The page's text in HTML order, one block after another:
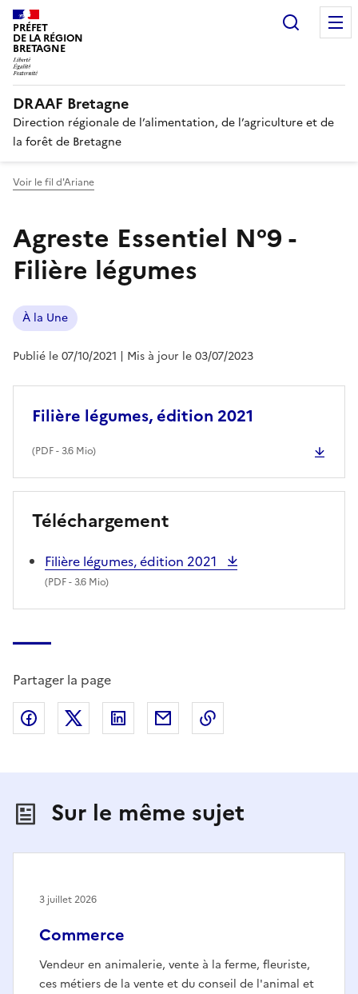
PRÉFET
DE LA RÉGION
BRETAGNE
DRAAF Bretagne
Direction régionale de l’alimentation, de l’agriculture et de
la forêt de Bretagne
Voir le fil d'Ariane
Agreste Essentiel N°9 -
Filière légumes
À la Une
Publié le 07/10/2021 | Mis à jour le 03/07/2023
Filière légumes, édition 2021
(PDF- 3.6 Mio)
Téléchargement
Filière légumes, édition 2021
(PDF- 3.6 Mio)
Partager la page
Partager sur Facebook
Partager sur X (anciennement Twitter)
Partager sur LinkedIn
Partager par email
Sur le même sujet
Commerce
Vendeur en animalerie, vente à la ferme, fleuriste,
ces métiers de la vente et du conseil de l'animal et
3 juillet 2026